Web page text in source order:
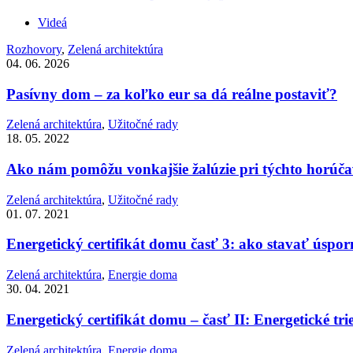
Videá
Rozhovory, Zelená architektúra
04. 06. 2026
Pasívny dom – za koľko eur sa dá reálne postaviť?
Zelená architektúra, Užitočné rady
18. 05. 2022
Ako nám pomôžu vonkajšie žalúzie pri týchto
Zelená architektúra, Užitočné rady
01. 07. 2021
Energetický certifikát domu časť 3: ako stavať
Zelená architektúra, Energie doma
30. 04. 2021
Energetický certifikát domu – časť II: Energetické
Zelená architektúra, Energie doma